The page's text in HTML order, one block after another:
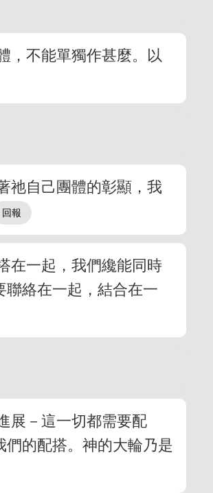
，不能單獨作甚麼。以
祂自己團體的彰顯，我
在一起，我們纔能同時
絡在一起，結合在一
展－這一切都需要配
的配搭。神的大輪乃是